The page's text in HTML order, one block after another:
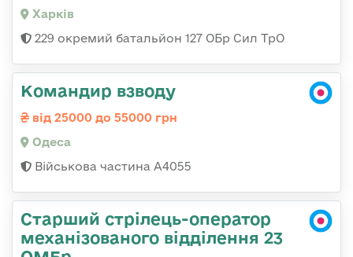
Харків
229 окремий батальйон 127 ОБр Сил ТрО
Командир взводу
від 25000 до 55000 грн
Одеса
Військова частина А4055
Старший стрілець-оператор
механізованого відділення 23